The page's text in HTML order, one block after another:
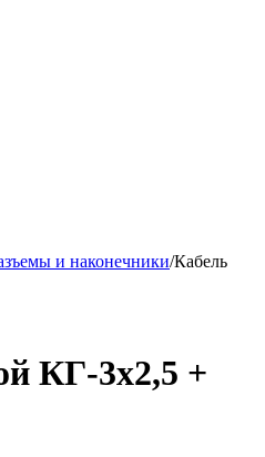
и наконечники/Кабель
КГ-3х2,5 +